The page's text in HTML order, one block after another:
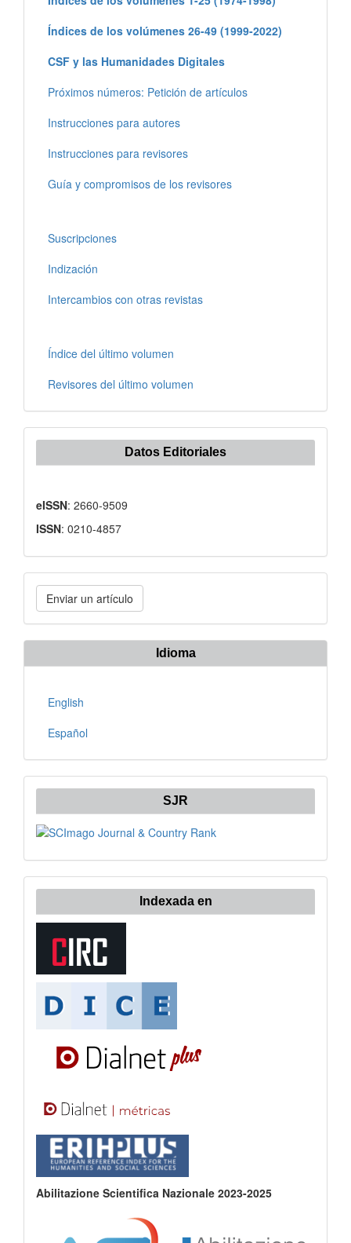
Índices de los volúmenes 26-49 (1999-2022)
CSF y las Humanidades Digitales
Próximos números: Petición de artículos
Instrucciones para autores
Instrucciones para revisores
Guía y compromisos de los revisores
Suscripciones
Indización
Intercambios con otras revistas
Índice del último volumen
Revisores del último volumen
Datos Editoriales
eISSN: 2660-9509
ISSN: 0210-4857
Enviar
un
artículo
Enviar un artículo
Idioma
English
Español
SJR
Indexada en
Abilitazione Scientifica Nazionale 2023-2025